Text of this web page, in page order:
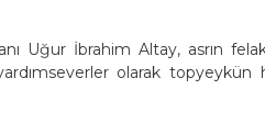
Uğur İbrahim Altay, asrın
olarak topyeykün